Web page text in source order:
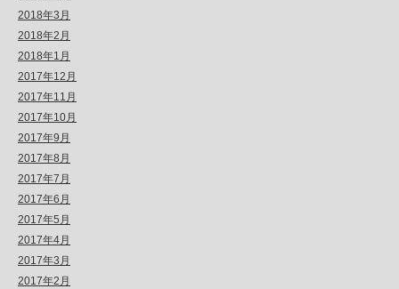
2018年3月
2018年2月
2018年1月
2017年12月
2017年11月
2017年10月
2017年9月
2017年8月
2017年7月
2017年6月
2017年5月
2017年4月
2017年3月
2017年2月